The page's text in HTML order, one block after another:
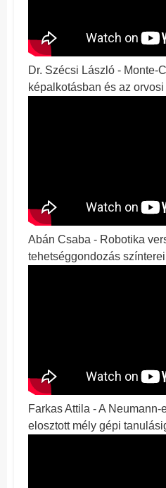
Dr. Szécsi László - Monte-
képalkotásban és az
Abán Csaba - Robotika
tehetséggondozás színterei
Farkas Attila - A
elosztott mély gépi